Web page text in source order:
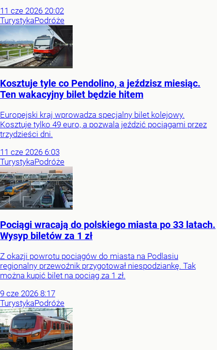
11 cze 2026 20:02
TurystykaPodróże
Kosztuje tyle co Pendolino, a jeździsz miesiąc.
Ten wakacyjny bilet będzie hitem
Europejski kraj wprowadza specjalny bilet kolejowy.
Kosztuje tylko 49 euro, a pozwala jeździć pociągami przez
trzydzieści dni.
11 cze 2026 6:03
TurystykaPodróże
Pociągi wracają do polskiego miasta po 33 latach.
Wysyp biletów za 1 zł
Z okazji powrotu pociągów do miasta na Podlasiu
regionalny przewoźnik przygotował niespodziankę. Tak
można kupić bilet na pociąg za 1 zł.
9 cze 2026 8:17
TurystykaPodróże